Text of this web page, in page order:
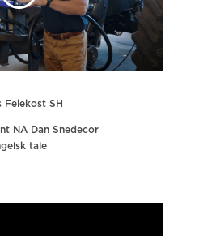
Feiekost SH
NA Dan Snedecor
tale